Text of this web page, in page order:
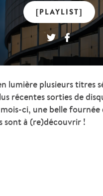
[PLAYLIST]
lumière plusieurs titres
récentes sorties de
ci, une belle fournée
sont à (re)découvrir !